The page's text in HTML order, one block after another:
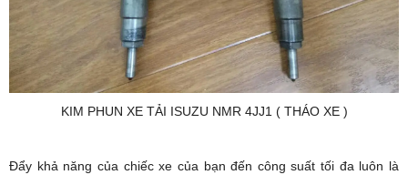
KIM PHUN XE TẢI ISUZU NMR 4JJ1 ( THÁO XE )
Đẩy khả năng của chiếc xe của bạn đến công suất tối đa luôn là